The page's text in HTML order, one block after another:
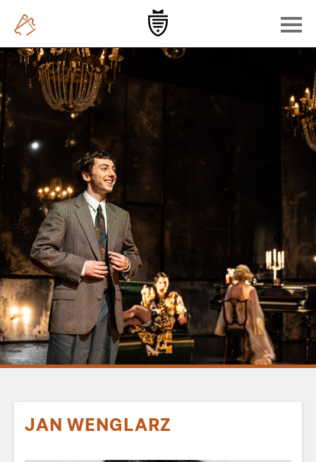
JAN WENGLARZ